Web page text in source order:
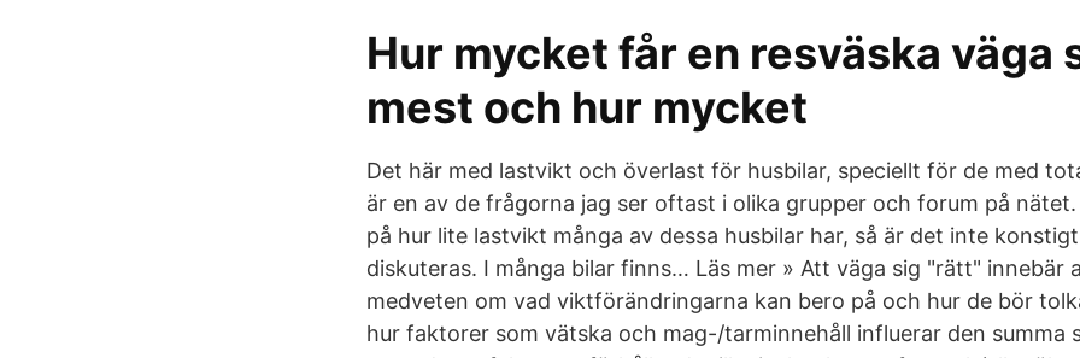
Hur mycket får en resväska väga
mest och hur mycket
Det här med lastvikt och överlast för husbilar, speciellt för de med
är en av de frågorna jag ser oftast i olika grupper och forum på
på hur lite lastvikt många av dessa husbilar har, så är det inte
diskuteras. I många bilar finns… Läs mer » Att väga sig "rätt" innebär
medveten om vad viktförändringarna kan bero på och hur de bör
hur faktorer som vätska och mag-/tarminnehåll influerar den summa